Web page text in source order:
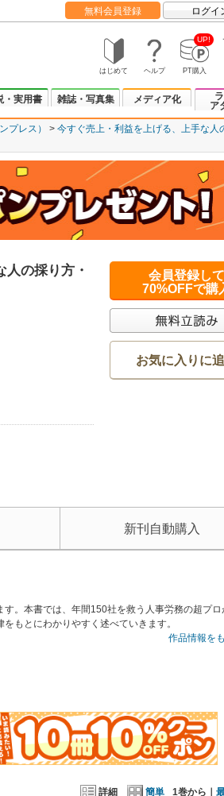
無料会員登録 ログイ
はじめて ヘルプ
UP!
PT購入
・実用書 雑誌・写真集 メディア化
ア
プレス）
今すぐ売上・利益を上げる、上手な人
の採り方・
会員登録して
70%OFFで購
お気に入りに
新刊自動購入
。本書では、年間150社を救う人事労務の超プロ
もとにわかりやすく述べていきます。
作品情報を
詳細 簡単 1巻から｜